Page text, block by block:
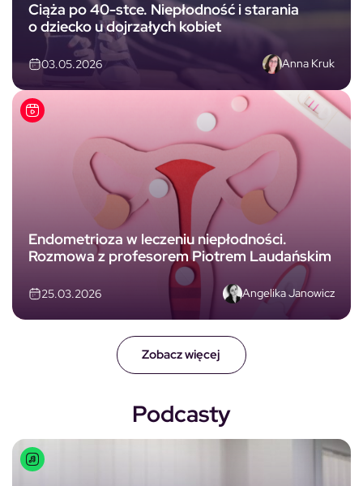
Zobacz więcej
Ciąża po 40-stce. Niepłodność i starania
o dziecko u dojrzałych kobiet
03.05.2026 Anna Kruk
Endometrioza w leczeniu niepłodności.
Rozmowa z profesorem Piotrem Laudańskim
25.03.2026 Angelika Janowicz
Podcasty